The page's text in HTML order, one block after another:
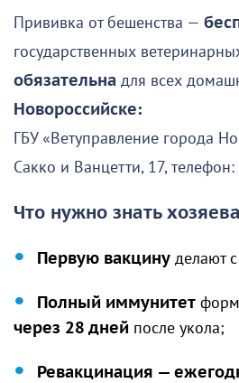
Прививка от бешенства —
государственных
обязательна для всех
Новороссийске:
ГБУ «Ветуправление города
Сакко и Ванцетти, 17,
Что нужно знать
Первую вакцину делают с
Полный иммунитет
через 28 дней после укола;
Ревакцинация —